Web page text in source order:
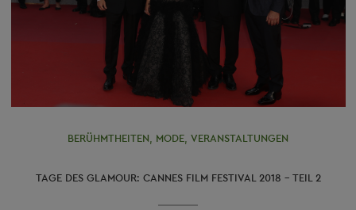
BERÜHMTHEITEN , MODE,VERANSTALTUNGEN
TAGE DES GLAMOUR: CANNES FILM FESTIVAL 2018 – TEIL 2